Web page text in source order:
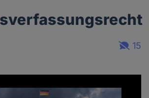
15